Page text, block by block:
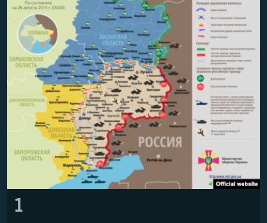
ПОБЕДИТЕЛЕЙ НЕ СУДЯТ?
КРЫМ.НЕПОКОРЕННЫЙ
ELIFBE
УКРАИНСКАЯ ПРОБЛЕМА КРЫМА
ПРИСОЕДИНЯЙТЕСЬ!
Все сайты RFE/RL
1